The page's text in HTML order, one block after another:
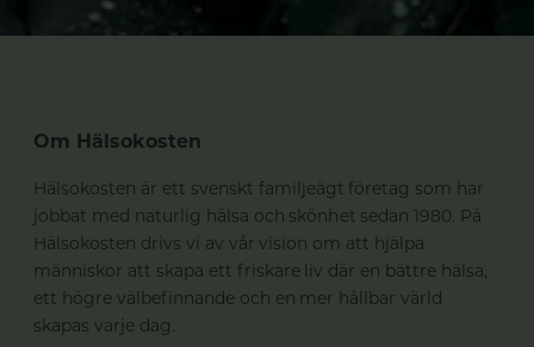
Om Hälsokosten
Hälsokosten är ett svenskt familjeägt företag som har
jobbat med naturlig hälsa och skönhet sedan 1980. På
Hälsokosten drivs vi av vår vision om att hjälpa
människor att skapa ett friskare liv där en bättre hälsa,
ett högre välbefinnande och en mer hållbar värld
skapas varje dag.